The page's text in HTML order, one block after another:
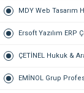
MDY Web Tasarım
Ersoft Yazılım ERP
ÇETİNEL Hukuk &
EMİNOL Grup